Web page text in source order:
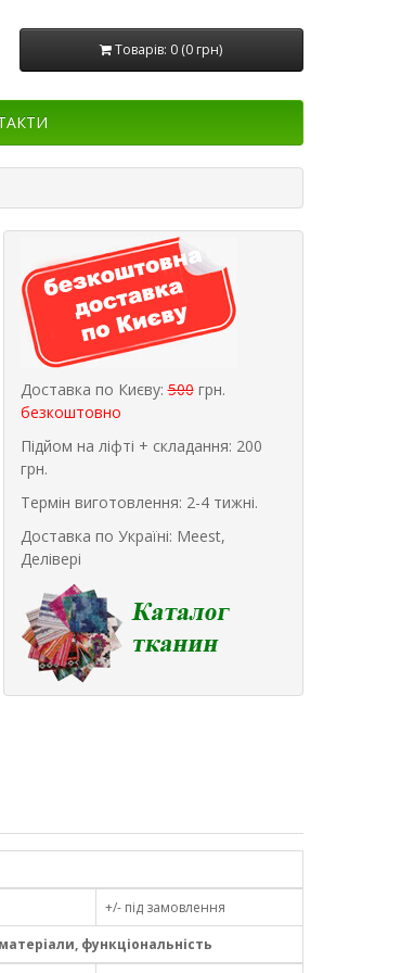
Товарів: 0 (0 грн)
Доставка по Києву:500грн.
безкоштовно
Підйом на ліфті + складання: 200
грн.
Термін виготовлення: 2-4 тижні.
Доставка по Україні: Meest,
Делівері
+/- під замовлення
функціональність